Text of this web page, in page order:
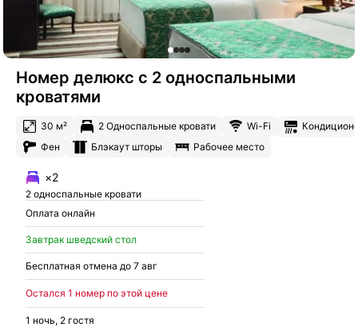
Номер делюкс с 2 односпальными
кроватями
30 м² 2 Односпальные кровати Wi-Fi
Фен
Блэкаут шторы Рабочее место
×2
2 односпальные кровати
Оплата онлайн
Завтрак шведский стол
Бесплатная отмена до 7 авг
Остался 1 номер по этой цене
1 ночь, 2 гостя